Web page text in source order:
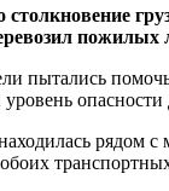
пожилых
пытались